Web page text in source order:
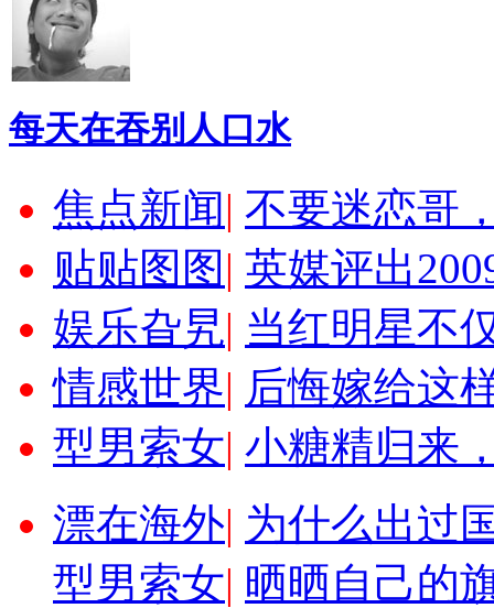
每天在吞别人口水
焦点新闻| 不要迷恋哥
贴贴图图 | 英媒评出
娱乐旮旯| 当红明星不
情感世界| 后悔嫁给这
型男索女| 小糖精归来
漂在海外| 为什么出过
型男索女| 晒晒自己的